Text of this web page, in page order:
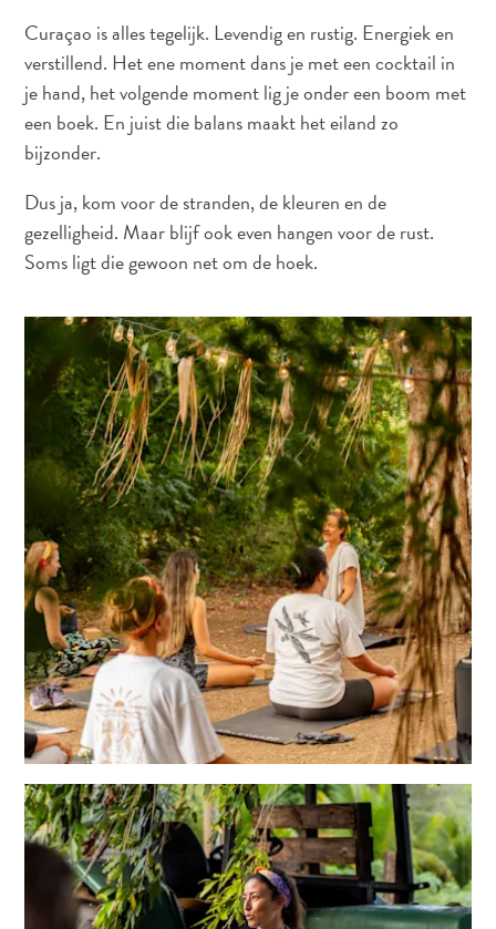
Curaçao is alles tegelijk. Levendig en rustig. Energiek en
verstillend. Het ene moment dans je met een cocktail in
je hand, het volgende moment lig je onder een boom met
een boek. En juist die balans maakt het eiland zo
bijzonder.
Dus ja, kom voor de stranden, de kleuren en de
gezelligheid. Maar blijf ook even hangen voor de rust.
Soms ligt die gewoon net om de hoek.